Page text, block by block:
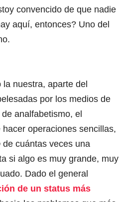
convencido de que nadie
aquí, entonces? Uno del
nuestra, aparte del
por los medios de
analfabetismo, el
operaciones sencillas,
de cuántas veces una
si algo es muy grande, muy
Dado el general
de un status más